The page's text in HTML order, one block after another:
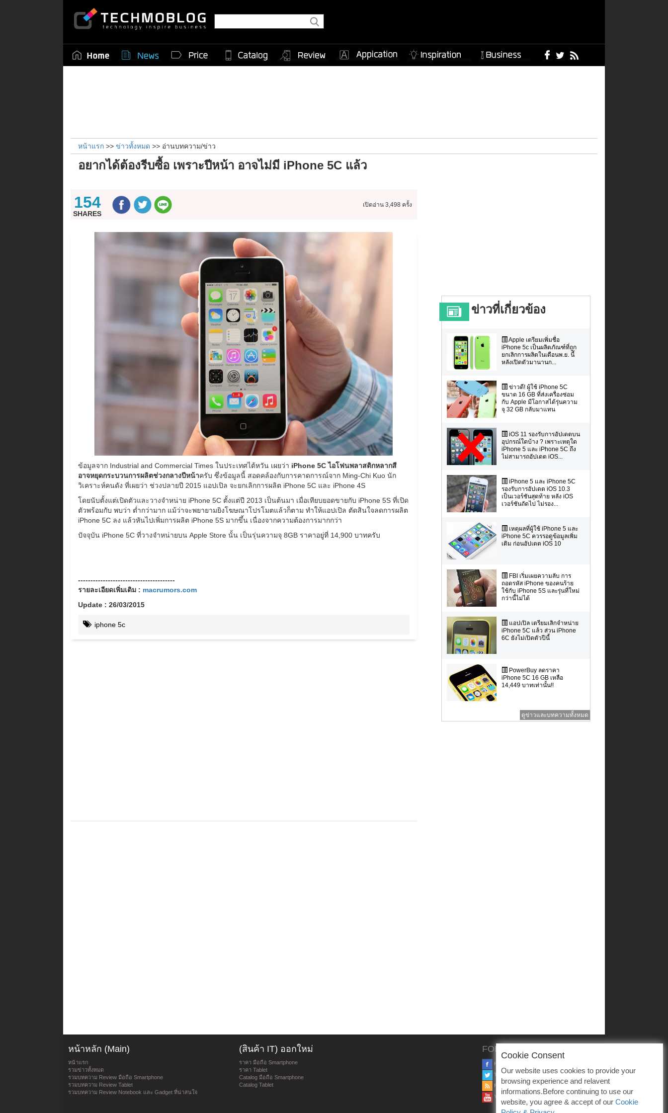
หน้าแรก >> ข่าวทั้งหมด >> อ่านบทความ/ข่าว
อยากได้ต้องรีบซื้อ เพราะปีหน้า อาจไม่มี iPhone 5C แล้ว
154
SHARES
เปิดอ่าน 3,498 ครั้ง
ข้อมูลจาก Industrial and Commercial Times ในประเทศไต้หวัน เผยว่า iPhone 5C ไอโฟนพลาสติกหลากสี
อาจหยุดกระบวนการผลิตช่วงกลางปีหน้าครับ ซึ่งข้อมูลนี้ สอดคล้องกับการคาดการณ์จาก Ming-Chi Kuo นัก
วิเคราะห์คนดัง ที่เผยว่า ช่วงปลายปี 2015 แอปเปิล จะยกเลิกการผลิต iPhone 5C และ iPhone 4S
โดยนับตั้งแต่เปิดตัวและวางจำหน่าย iPhone 5C ตั้งแต่ปี 2013 เป็นต้นมา เมื่อเทียบยอดขายกับ iPhone 5S ที่เปิด
ตัวพร้อมกับ พบว่า ต่ำกว่ามาก แม้ว่าจะพยายามยิงโฆษณาโปรโมตแล้วก็ตาม ทำให้แอปเปิล ตัดสินใจลดการผลิต
iPhone 5C ลง แล้วหันไปเพิ่มการผลิต iPhone 5S มากขึ้น เนื่องจากความต้องการมากกว่า
ปัจจุบัน iPhone 5C ที่วางจำหน่ายบน Apple Store นั้น เป็นรุ่นความจุ 8GB ราคาอยู่ที่ 14,900 บาทครับ
---------------------------------------
รายละเอียดเพิ่มเติม : macrumors.com
Update : 26/03/2015
iphone 5c
ข่าวที่เกี่ยวข้อง
Apple เตรียมเพิ่มชื่อ
iPhone 5c เป็นผลิตภัณฑ์ที่ถูก
ยกเลิกการผลิตในเดือนพ.ย. นี้
หลังเปิดตัวมานานก...
ข่าวดี! ผู้ใช้ iPhone 5C
ขนาด 16 GB ที่ส่งเครื่องซ่อม
กับ Apple มีโอกาสได้รุ่นความ
จุ 32 GB กลับมาแทน
iOS 11 รองรับการอัปเดตบน
อุปกรณ์ใดบ้าง ? เพราะเหตุใด
iPhone 5 และ iPhone 5C ถึง
ไม่สามารถอัปเดต iOS...
iPhone 5 และ iPhone 5C
รองรับการอัปเดต iOS 10.3
เป็นเวอร์ชันสุดท้าย หลัง iOS
เวอร์ชันถัดไป ไม่รอง...
เหตุผลที่ผู้ใช้ iPhone 5 และ
iPhone 5C ควรรอดูข้อมูลเพิ่ม
เติม ก่อนอัปเดต iOS 10
FBI เริ่มเผยความลับ การ
ถอดรหัส iPhone ของคนร้าย
ใช้กับ iPhone 5S และรุ่นที่ใหม่
กว่านี้ไม่ได้
แอปเปิล เตรียมเลิกจำหน่าย
iPhone 5C แล้ว ส่วน iPhone
6C ยังไม่เปิดตัวปีนี้
PowerBuy ลดราคา
iPhone 5C 16 GB เหลือ
14,449 บาทเท่านั้น!!
ดูข่าวและบทความทั้งหมด
หน้าหลัก (Main)
หน้าแรก
รวมข่าวทั้งหมด
รวมบทความ Review มือถือ Smartphone
รวมบทความ Review Tablet
รวมบทความ Review Notebook และ Gadget ที่น่าสนใจ
(สินค้า IT) ออกใหม่
ราคา มือถือ Smartphone
ราคา Tablet
Catalog มือถือ Smartphone
Catalog Tablet
FOLLOW US
FACEBOOK
TWITTER
RSS
YOUTUBE
Cookie Consent
Our website uses cookies to provide your
browsing experience and relavent
informations.Before continuing to use our
website, you agree & accept of our Cookie